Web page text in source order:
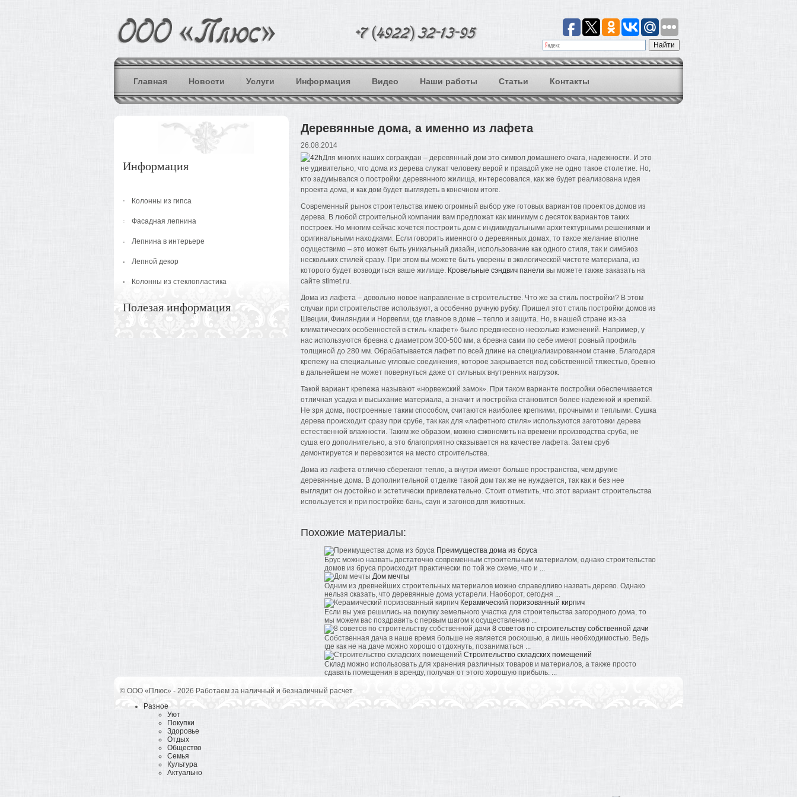
Главная Новости Услуги Информация Видео Наши работы Статьи Контакты
Информация
Колонны из гипса
Фасадная лепнина
Лепнина в интерьере
Лепной декор
Колонны из стеклопластика
Полезая информация
Деревянные дома, а именно из лафета
26.08.2014
Для многих наших сограждан – деревянный дом это символ домашнего очага, надежности. И это
не удивительно, что дома из дерева служат человеку верой и правдой уже не одно такое столетие. Но,
кто задумывался о постройки деревянного жилища, интересовался, как же будет реализована идея
проекта дома, и как дом будет выглядеть в конечном итоге.
Современный рынок строительства имею огромный выбор уже готовых вариантов проектов домов из
дерева. В любой строительной компании вам предложат как минимум с десяток вариантов таких
построек. Но многим сейчас хочется построить дом с индивидуальными архитектурными решениями и
оригинальными находками. Если говорить именного о деревянных домах, то такое желание вполне
осуществимо – это может быть уникальный дизайн, использование как одного стиля, так и симбиоз
нескольких стилей сразу. При этом вы можете быть уверены в экологической чистоте материала, из
которого будет возводиться ваше жилище. Кровельные сэндвич панели вы можете также заказать на
сайте stimet.ru.
Дома из лафета – довольно новое направление в строительстве. Что же за стиль постройки? В этом
случаи при строительстве используют, а особенно ручную рубку. Пришел этот стиль постройки домов из
Швеции, Финляндии и Норвегии, где главное в доме – тепло и защита. Но, в нашей стране из-за
климатических особенностей в стиль «лафет» было предвнесено несколько изменений. Например, у
нас используются бревна с диаметром 300-500 мм, а бревна сами по себе имеют ровный профиль
толщиной до 280 мм. Обрабатывается лафет по всей длине на специализированном станке. Благодаря
крепежу на специальные угловые соединения, которое закрывается под собственной тяжестью, бревно
в дальнейшем не может повернуться даже от сильных внутренних нагрузок.
Такой вариант крепежа называют «норвежский замок». При таком варианте постройки обеспечивается
отличная усадка и высыхание материала, а значит и постройка становится более надежной и крепкой.
Не зря дома, построенные таким способом, считаются наиболее крепкими, прочными и теплыми. Сушка
дерева происходит сразу при срубе, так как для «лафетного стиля» используются заготовки дерева
естественной влажности. Таким же образом, можно сэкономить на времени производства сруба, не
суша его дополнительно, а это благоприятно сказывается на качестве лафета. Затем сруб
демонтируется и перевозится на место строительства.
Дома из лафета отлично сберегают тепло, а внутри имеют больше пространства, чем другие
деревянные дома. В дополнительной отделке такой дом так же не нуждается, так как и без нее
выглядит он достойно и эстетически привлекательно. Стоит отметить, что этот вариант строительства
используется и при постройке бань, саун и загонов для животных.
Похожие материалы:
Преимущества дома из бруса
Брус можно назвать достаточно современным строительным материалом, однако строительство
домов из бруса происходит практически по той же схеме, что и ...
Дом мечты
Одним из древнейших строительных материалов можно справедливо назвать дерево. Однако
нельзя сказать, что деревянные дома устарели. Наоборот, сегодня ...
Керамический поризованный кирпич
Если вы уже решились на покупку земельного участка для строительства загородного дома, то
мы можем вас поздравить с первым шагом к осуществлению ...
8 советов по строительству собственной дачи
Собственная дача в наше время больше не является роскошью, а лишь необходимостью. Ведь
где как не на даче можно хорошо отдохнуть, позаниматься ...
Строительство складских помещений
Склад можно использовать для хранения различных товаров и материалов, а также просто
сдавать помещения в аренду, получая от этого хорошую прибыль. ...
© ООО «Плюс» - 2026 Работаем за наличный и безналичный расчет.
Разное
Уют
Покупки
Здоровье
Отдых
Общество
Семья
Культура
Актуально